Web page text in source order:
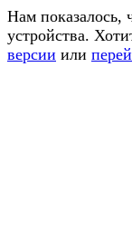
Нам показалось,
устройства.
версии или